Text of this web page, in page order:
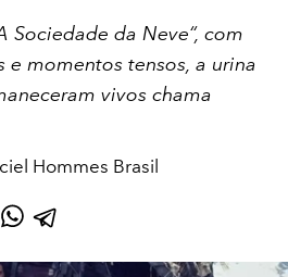
Sociedade da Neve“, com
e momentos tensos, a urina
vivos chama
Hommes Brasil